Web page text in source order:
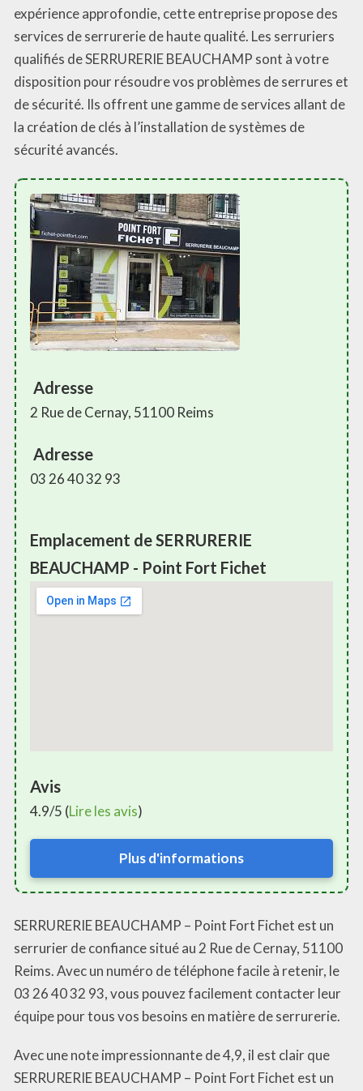
expérience approfondie, cette entreprise propose des
services de serrurerie de haute qualité. Les serruriers
qualifiés de SERRURERIE BEAUCHAMP sont à votre
disposition pour résoudre vos problèmes de serrures et
de sécurité. Ils offrent une gamme de services allant de
la création de clés à l’installation de systèmes de
sécurité avancés.
Adresse
2 Rue de Cernay, 51100 Reims
Adresse
03 26 40 32 93
Emplacement de SERRURERIE
BEAUCHAMP - Point Fort Fichet
Avis
4.9/5 (Lire les avis)
Plus d'informations
SERRURERIE BEAUCHAMP – Point Fort Fichet est un
serrurier de confiance situé au 2 Rue de Cernay, 51100
Reims. Avec un numéro de téléphone facile à retenir, le
03 26 40 32 93, vous pouvez facilement contacter leur
équipe pour tous vos besoins en matière de serrurerie.
Avec une note impressionnante de 4,9, il est clair que
SERRURERIE BEAUCHAMP – Point Fort Fichet est un